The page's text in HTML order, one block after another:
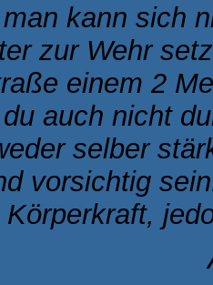
kann sich
zur Wehr
einem 2
auch nicht
selber
vorsichtig